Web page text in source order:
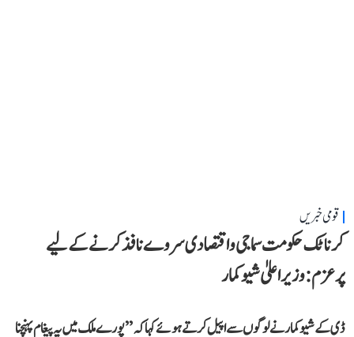
قومی خبریں
کرناٹک حکومت سماجی و اقتصادی سروے نافذ کرنے کے لیے
پرعزم: وزیر اعلیٰ شیوکمار
ڈی کے شیوکمار نے لوگوں سے اپیل کرتے ہوئے کہا کہ ’’پورے ملک میں یہ پیغام پہنچنا